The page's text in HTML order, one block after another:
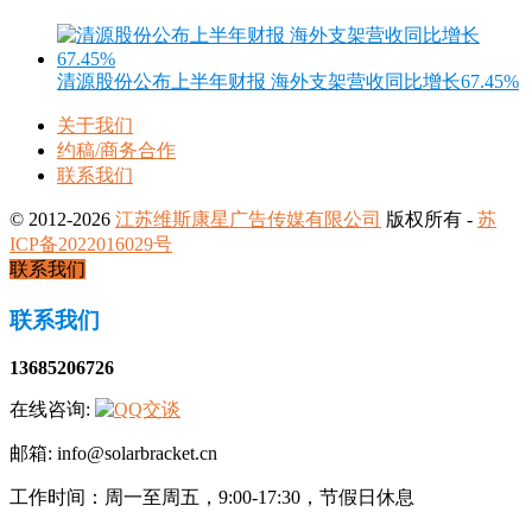
清源股份公布上半年财报 海外支架营收同比增长67.45%
关于我们
约稿/商务合作
联系我们
© 2012-2026 江苏维斯康星广告传媒有限公司 版权所有 - 苏
ICP备2022016029号
联系我们
联系我们
13685206726
在线咨询:
邮箱: info@solarbracket.cn
工作时间：周一至周五，9:00-17:30，节假日休息